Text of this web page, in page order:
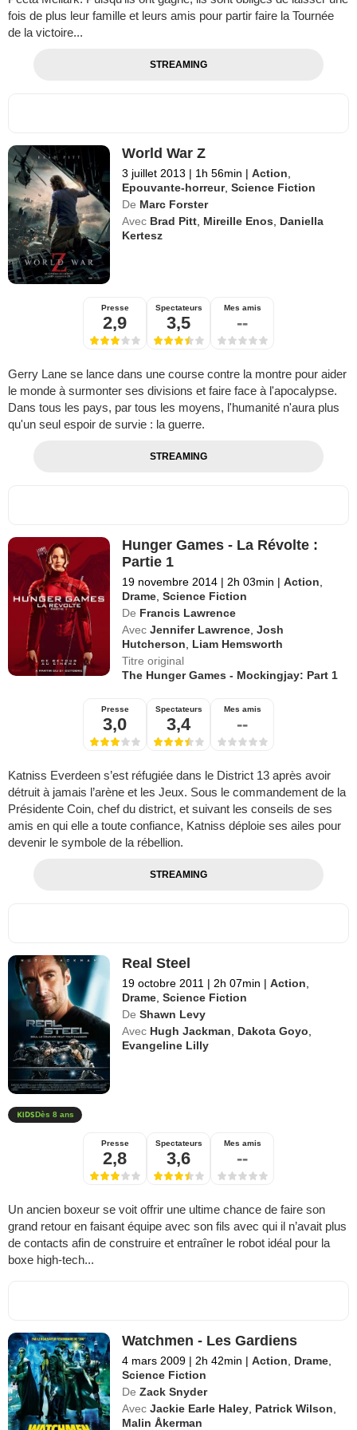
fois de plus leur famille et leurs amis pour partir faire la Tournée
de la victoire...
STREAMING
World War Z
3 juillet 2013 | 1h 56min | Action
Epouvante-horreur,Science Fiction
De Marc Forster
Avec Brad Pitt Mireille Enos
Daniella
Kertesz
Presse
2,9
Spectateurs
3,5
Mes amis
--
Gerry Lane se lance dans une course contre la montre pour aider
le monde à surmonter ses divisions et faire face à l'apocalypse.
Dans tous les pays, par tous les moyens, l'humanité n'aura plus
qu'un seul espoir de survie : la guerre.
STREAMING
Hunger Games - La Révolte :
Partie 1
19 novembre 2014 | 2h 03min | Action
Drame ,Science Fiction
De Francis Lawrence
Avec Jennifer Lawrence ,Josh
Hutcherson
Liam Hemsworth
Titre original
The Hunger Games - Mockingjay: Part 1
Presse
3,0
Spectateurs
3,4
Mes amis
--
Katniss Everdeen s’est réfugiée dans le District 13 après avoir
détruit à jamais l’arène et les Jeux. Sous le commandement de la
Présidente Coin, chef du district, et suivant les conseils de ses
amis en qui elle a toute confiance, Katniss déploie ses ailes pour
devenir le symbole de la rébellion.
STREAMING
Real Steel
19 octobre 2011 | 2h 07min | Action
Drame ,Science Fiction
De Shawn Levy
Avec Hugh Jackman Dakota Goyo
Evangeline Lilly
Dès 8 ans
Presse
2,8
Spectateurs
3,6
Mes amis
--
Un ancien boxeur se voit offrir une ultime chance de faire son
grand retour en faisant équipe avec son fils avec qui il n’avait plus
de contacts afin de construire et entraîner le robot idéal pour la
boxe high-tech...
Watchmen - Les Gardiens
4 mars 2009 | 2h 42min | Action Drame
Science Fiction
De Zack Snyder
Avec Jackie Earle Haley Patrick Wilson
Malin Åkerman